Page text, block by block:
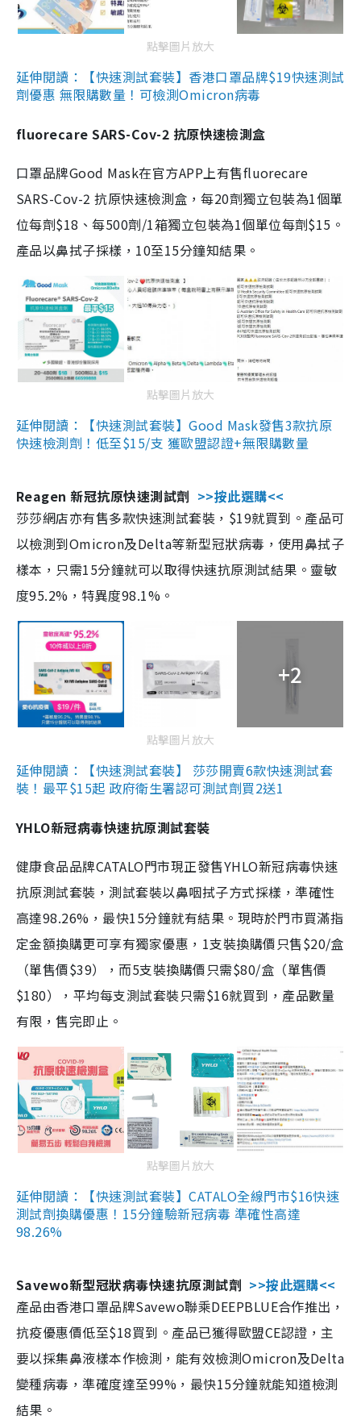
點擊圖片放大
延伸閱讀：【快速測試套裝】香港口罩品牌$19快速測試
劑優惠 無限購數量！可檢測Omicron病毒
fluorecare SARS-Cov-2 抗原快速檢測盒
口罩品牌Good Mask在官方APP上有售fluorecare
SARS-Cov-2 抗原快速檢測盒，每20劑獨立包裝為1個單
位每劑$18、每500劑/1箱獨立包裝為1個單位每劑$15。
產品以鼻拭子採樣，10至15分鐘知結果。
點擊圖片放大
延伸閱讀：【快速測試套裝】Good Mask發售3款抗原
快速檢測劑！低至$15/支 獲歐盟認證+無限購數量
Reagen 新冠抗原快速測試劑 >>按此選購<<
莎莎網店亦有售多款快速測試套裝，$19就買到。產品可
以檢測到Omicron及Delta等新型冠狀病毒，使用鼻拭子
樣本，只需15分鐘就可以取得快速抗原測試結果。靈敏
度95.2%，特異度98.1%。
+2
點擊圖片放大
延伸閱讀：【快速測試套裝】 莎莎開賣6款快速測試套
裝！最平$15起 政府衛生署認可測試劑買2送1
YHLO新冠病毒快速抗原測試套裝
健康食品品牌CATALO門市現正發售YHLO新冠病毒快速
抗原測試套裝，測試套裝以鼻咽拭子方式採樣，準確性
高達98.26%，最快15分鐘就有結果。現時於門市買滿指
定金額換購更可享有獨家優惠，1支裝換購價只售$20/盒
（單售價$39），而5支裝換購價只需$80/盒（單售價
$180），平均每支測試套裝只需$16就買到，產品數量
有限，售完即止。
點擊圖片放大
延伸閱讀：【快速測試套裝】CATALO全線門市$16快速
測試劑換購優惠！15分鐘驗新冠病毒 準確性高達
98.26%
Savewo新型冠狀病毒快速抗原測試劑 >>按此選購<<
產品由香港口罩品牌Savewo聯乘DEEPBLUE合作推出，
抗疫優惠價低至$18買到。產品已獲得歐盟CE認證，主
要以採集鼻液樣本作檢測，能有效檢測Omicron及Delta
變種病毒，準確度達至99%，最快15分鐘就能知道檢測
結果。